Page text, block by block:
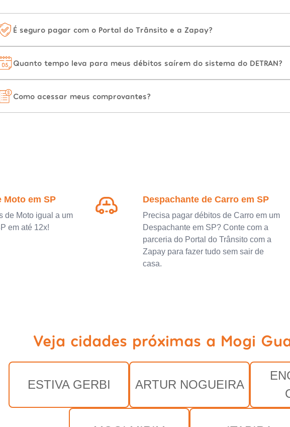
É seguro pagar com o Portal do Trânsito e a Zapay?
Quanto tempo leva para meus débitos saírem do sistema do DETRAN?
Como acessar meus comprovantes?
Moto em SP
de Moto igual a um
em até 12x!
Despachante de Carro em SP
Precisa pagar débitos de Carro em um
Despachante em SP? Conte com a
parceria do Portal do Trânsito com a
Zapay para fazer tudo sem sair de
casa.
Veja cidades próximas a Mogi
ESTIVA GERBI ARTUR NOGUEIRA